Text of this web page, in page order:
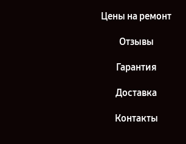
Цены на ремонт
Отзывы
Гарантия
Доставка
Контакты